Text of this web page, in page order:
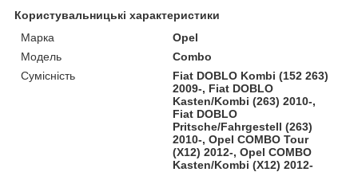
Користувальницькі характеристики
Марка
Opel
Модель
Combo
Сумісність
Fiat DOBLO Kombi (152 263)
2009-, Fiat DOBLO
Kasten/Kombi (263) 2010-,
Fiat DOBLO
Pritsche/Fahrgestell (263)
2010-, Opel COMBO Tour
(X12) 2012-, Opel COMBO
Kasten/Kombi (X12) 2012-